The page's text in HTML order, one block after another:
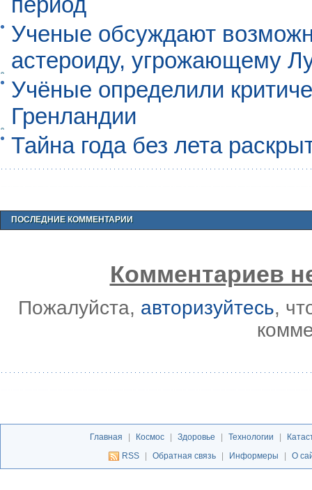
Ученые обсуждают
астероиду, угрожающему
Учёные определили
Гренландии
Тайна года без лета
ПОСЛЕДНИЕ КОММЕНТАРИИ
Комментариев
Пожалуйста, авторизуйтесь,
Главная | Космос | Здоровье | Технологии |
RSS
| Обратная связь | Информеры | О